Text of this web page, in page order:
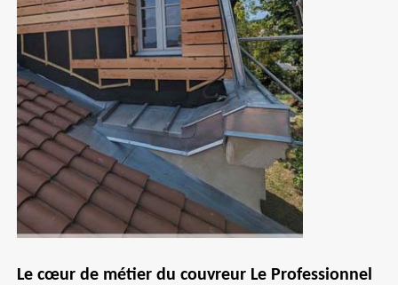
Le cœur de métier du couvreur Le Professionnel